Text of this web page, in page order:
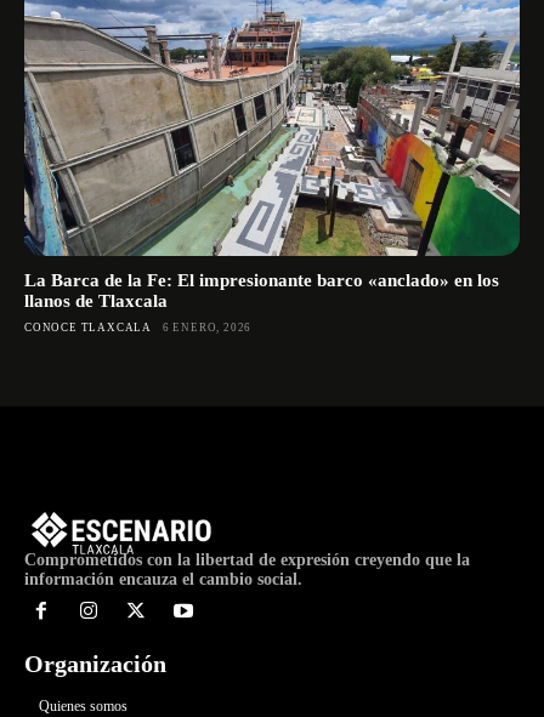
La Barca de la Fe: El impresionante barco «anclado» en los
llanos de Tlaxcala
CONOCE TLAXCALA 6 ENERO, 2026
Comprometidos con la libertad de expresión creyendo que la
información encauza el cambio social.
Organización
Quienes somos